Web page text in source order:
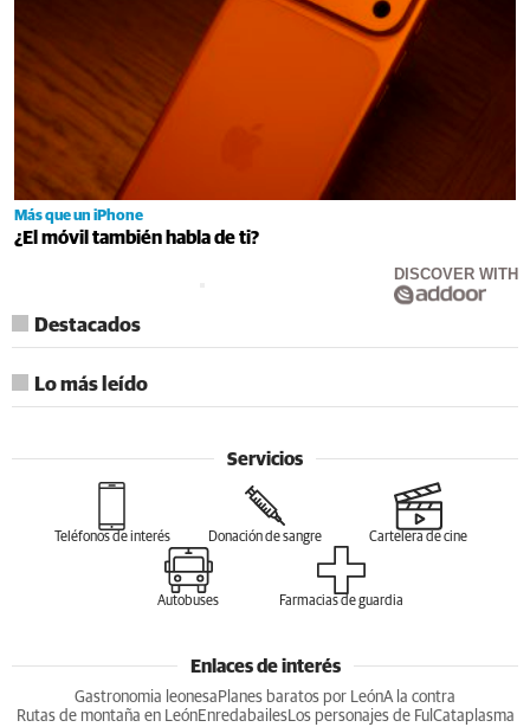
Más que un iPhone
¿El móvil también habla de ti?
DISCOVER WITH
Destacados
Lo más leído
Servicios
Teléfonos de interés Donación de sangre Cartelera de cine
Autobuses Farmacias de guardia
Enlaces de interés
Gastronomia leonesa Planes baratos por LeónA la contra
Rutas de montaña en LeónEnredabailesLos personajes de Ful Cataplasma